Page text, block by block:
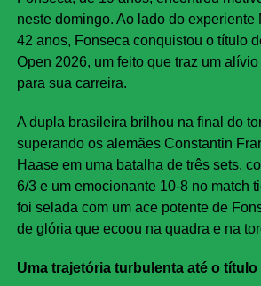
neste domingo. Ao lado do experiente
42 anos, Fonseca conquistou o título
Open 2026, um feito que traz um
para sua carreira.
A dupla brasileira brilhou na final do
superando os alemães Constantin
Haase em uma batalha de três sets,
6/3 e um emocionante 10-8 no match
foi selada com um ace potente de
de glória que ecoou na quadra e na
Uma trajetória turbulenta até o título